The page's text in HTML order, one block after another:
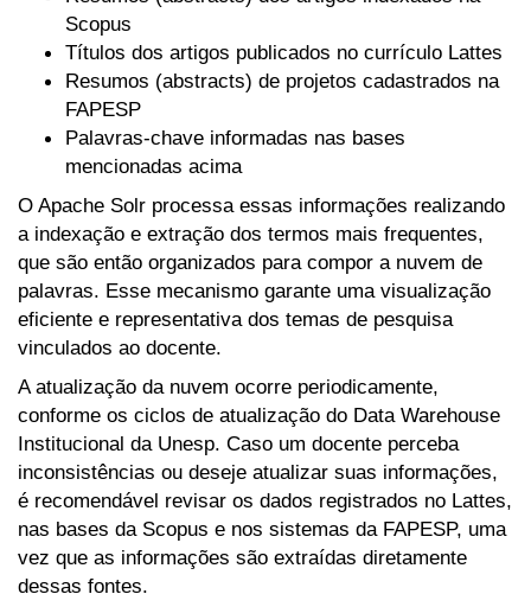
Scopus
Títulos dos artigos publicados no currículo Lattes
Resumos (abstracts) de projetos cadastrados na
FAPESP
Palavras-chave informadas nas bases
mencionadas acima
O Apache Solr processa essas informações realizando
a indexação e extração dos termos mais frequentes,
que são então organizados para compor a nuvem de
palavras. Esse mecanismo garante uma visualização
eficiente e representativa dos temas de pesquisa
vinculados ao docente.
A atualização da nuvem ocorre periodicamente,
conforme os ciclos de atualização do Data Warehouse
Institucional da Unesp. Caso um docente perceba
inconsistências ou deseje atualizar suas informações,
é recomendável revisar os dados registrados no Lattes,
nas bases da Scopus e nos sistemas da FAPESP, uma
vez que as informações são extraídas diretamente
dessas fontes.